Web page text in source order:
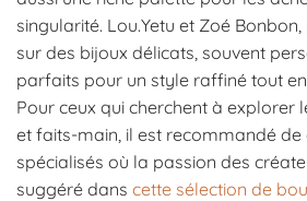
singularité. Lou.Yetu et Zoé
sur des bijoux délicats, souvent
parfaits pour un style raffiné tout
Pour ceux qui cherchent à explorer
et faits-main, il est recommandé de
spécialisés où la passion des
suggéré dans cette sélection de